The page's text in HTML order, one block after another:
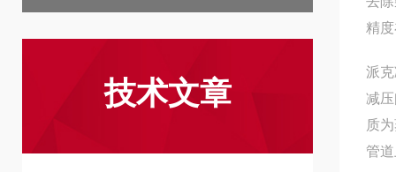
技术文章
精
派
减
质
管